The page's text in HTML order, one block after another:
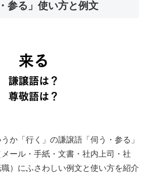
参る」使い方と例文
か「行く」の謙譲語「伺う・参る」
ール・手紙・文書・社内上司・社
）にふさわしい例文と使い方を紹介